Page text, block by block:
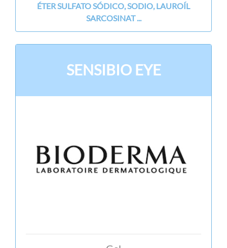
ÉTER SULFATO SÓDICO, SODIO, LAUROÍL
SARCOSINAT ...
SENSIBIO EYE